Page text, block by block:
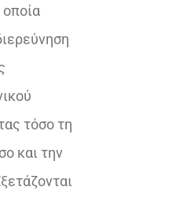
τόσο τη
και την